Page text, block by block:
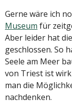
Gerne wäre ich
Museum für
Aber leider hat
geschlossen. So
Seele am Meer
von Triest ist
man die
nachdenken.